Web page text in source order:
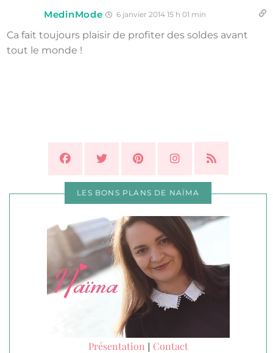
MedinMode 6 janvier 2014 15 h 01 min
Ca fait toujours plaisir de profiter des soldes avant
tout le monde !
LES BONS PLANS DE NAÏMA
Présentation | Contact